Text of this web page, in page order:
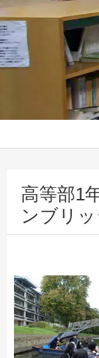
高等部1
ンブリッ